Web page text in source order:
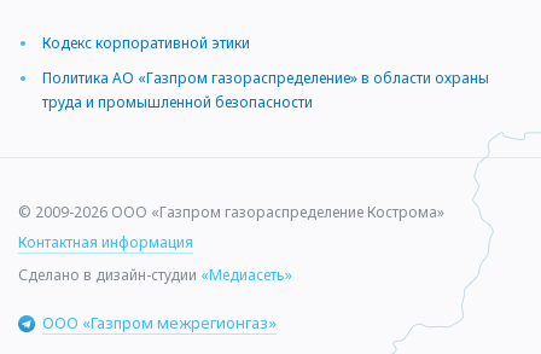
Кодекс корпоративной этики
Политика АО «Газпром газораспределение» в области охраны
труда и промышленной безопасности
© 2009-2026 ООО «Газпром газораспределение Кострома»
Контактная информация
Сделано в дизайн-студии «Медиасеть»
ООО «Газпром межрегионгаз»